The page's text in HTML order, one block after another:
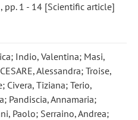
pp. 1 - 14 [Scientific article]
Indio, Valentina; Masi,
Alessandra; Troise,
Civera, Tiziana; Terio,
Pandiscia, Annamaria;
Paolo; Serraino, Andrea;